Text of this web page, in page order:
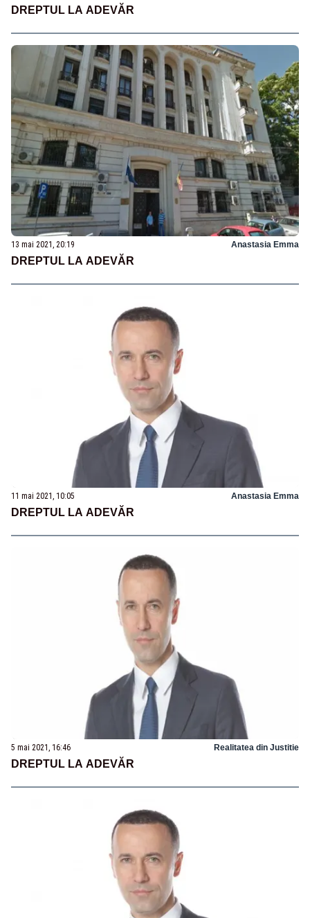
DREPTUL LA ADEVĂR
13 mai 2021, 20:19 Anastasia Emma
DREPTUL LA ADEVĂR
11 mai 2021, 10:05 Anastasia Emma
DREPTUL LA ADEVĂR
5 mai 2021, 16:46 Realitatea din Justitie
DREPTUL LA ADEVĂR